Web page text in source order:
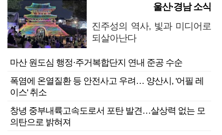
울산·경남 소식
진주성의 역사, 빛과 미디어로
되살아난다
마산 원도심 행정·주거복합단지 연내 준공 수순
폭염에 온열질환 등 안전사고 우려… 양산시, '어필 레
이스' 취소
창녕 중부내륙고속도로서 포탄 발견…살상력 없는 모
의탄으로 밝혀져